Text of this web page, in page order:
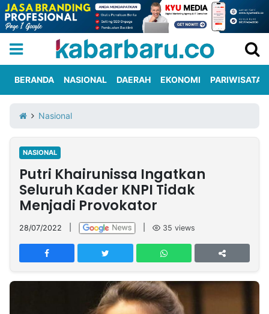
Iklan
Berita
Kami
Nasional
International
Olahraga
Entertainment
Daerah
Pariwisata
Kuliner
Kolom
Network
PT
TREETAN
INDONESIA
BERANDA NASIONAL DAERAH EKONOMI PARIWISATA
Nasional
NASIONAL
Putri Khairunissa Ingatkan
Seluruh Kader KNPI Tidak
Menjadi Provokator
28/07/2022 35 views